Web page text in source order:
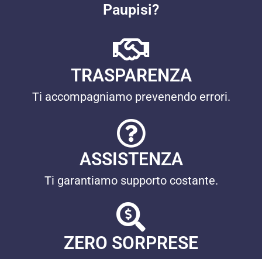
Paupisi?
TRASPARENZA
Ti accompagniamo prevenendo errori.
ASSISTENZA
Ti garantiamo supporto costante.
ZERO SORPRESE